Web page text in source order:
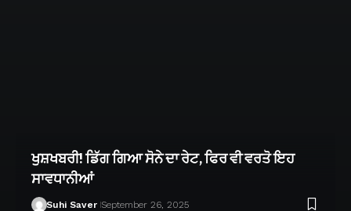
ਖੁਸ਼ਖਬਰੀ! ਡਿੱਗ ਗਿਆ ਸੋਨੇ ਦਾ ਰੇਟ, ਫਿਰ ਵੀ ਵਰਤੋ ਇਹ
ਸਾਵਧਾਨੀਆਂ
Suhi Saver September 26, 2025